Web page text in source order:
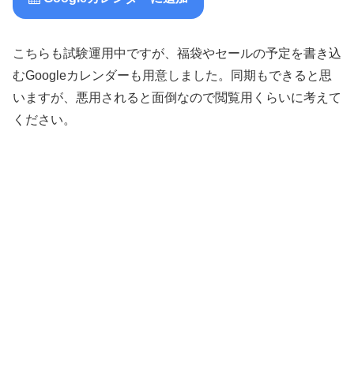
こちらも試験運用中ですが、福袋やセールの予定を書き込
むGoogleカレンダーも用意しました。同期もできると思
いますが、悪用されると面倒なので閲覧用くらいに考えて
ください。